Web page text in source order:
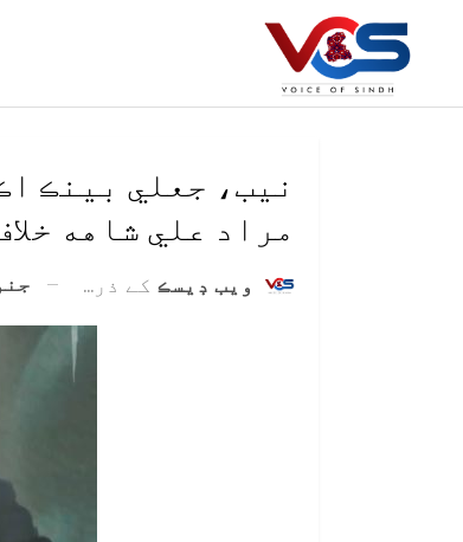
نيب، جعلي بينڪ
مراد علي شاهه
ويب ڊيسڪ کے ذریعہ